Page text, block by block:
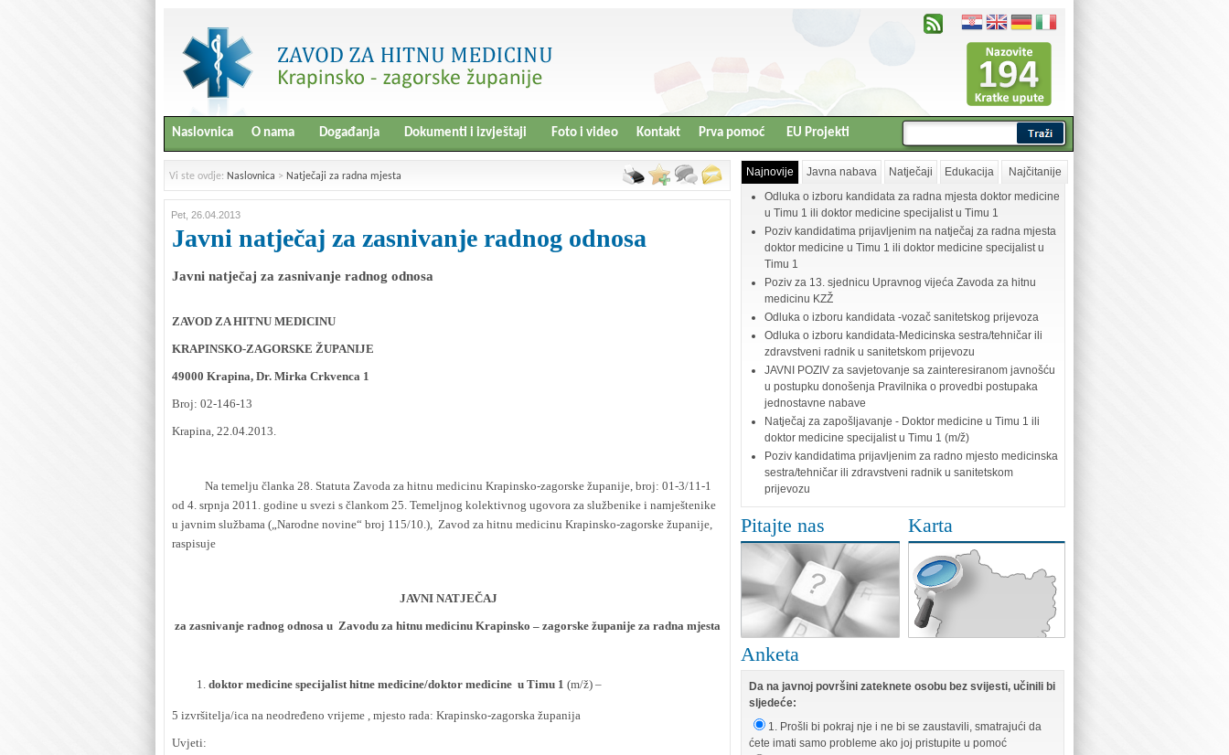
Naslovnica O nama Događanja Dokumenti i izvještaji Foto i video Kontakt Prva pomoć EU Projekti
Vi ste ovdje: Naslovnica > Natječaji za radna mjesta
Pet, 26.04.2013
Javni natječaj za zasnivanje radnog odnosa
Javni natječaj za zasnivanje radnog odnosa
ZAVOD ZA HITNU MEDICINU
KRAPINSKO-ZAGORSKE ŽUPANIJE
49000 Krapina, Dr. Mirka Crkvenca 1
Broj: 02-146-13
Krapina, 22.04.2013.
Na temelju članka 28. Statuta Zavoda za hitnu medicinu Krapinsko-zagorske županije, broj: 01-3/11-1
od 4. srpnja 2011. godine u svezi s člankom 25. Temeljnog kolektivnog ugovora za službenike i namještenike
u javnim službama („Narodne novine“ broj 115/10.), Zavod za hitnu medicinu Krapinsko-zagorske županije,
raspisuje
JAVNI NATJEČAJ
za zasnivanje radnog odnosa u Zavodu za hitnu medicinu Krapinsko – zagorske županije za radna mjesta
doktor medicine specijalist hitne medicine/doktor medicine u Timu 1 (m/ž) –
5 izvršitelja/ica na neodređeno vrijeme , mjesto rada: Krapinsko-zagorska županija
Uvjeti:
Najnovije Javna nabava Natječaji Edukacija
Najčitanije
Odluka o izboru kandidata za radna mjesta doktor medicine
u Timu 1 ili doktor medicine specijalist u Timu 1
Poziv kandidatima prijavljenim na natječaj za radna mjesta
doktor medicine u Timu 1 ili doktor medicine specijalist u
Timu 1
Poziv za 13. sjednicu Upravnog vijeća Zavoda za hitnu
medicinu KZŽ
Odluka o izboru kandidata -vozač sanitetskog prijevoza
Odluka o izboru kandidata-Medicinska sestra/tehničar ili
zdravstveni radnik u sanitetskom prijevozu
JAVNI POZIV za savjetovanje sa zainteresiranom javnošću
u postupku donošenja Pravilnika o provedbi postupaka
jednostavne nabave
Natječaj za zapošljavanje - Doktor medicine u Timu 1 ili
doktor medicine specijalist u Timu 1 (m/ž)
Poziv kandidatima prijavljenim za radno mjesto medicinska
sestra/tehničar ili zdravstveni radnik u sanitetskom
prijevozu
Pitajte nas Karta
Anketa
Da na javnoj površini zateknete osobu bez svijesti, učinili bi
sljedeće:
1. Prošli bi pokraj nje i ne bi se zaustavili, smatrajući da
ćete imati samo probleme ako joj pristupite u pomoć